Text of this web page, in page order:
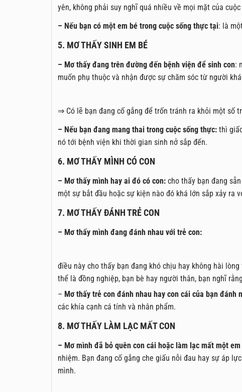
yên, không phải suy nghĩ quá nhiều về mọi mặt của cuộc
– Nếu bạn có một em bé trong cuộc sống thực tại: là
5. MƠ THẤY SINH EM BÉ
– Mơ thấy đang trên đường đến bệnh viện để sinh con:
muốn phụ thuộc và nhận được sự chăm sóc từ người
⇒ Có lẽ bạn đang cố gắng để trốn tránh ra khỏi một số
– Nếu bạn đang mang thai trong cuộc sống thực: thì
nó tới bệnh viện khi thời gian sinh nở sắp đến.
6. MƠ THẤY MÌNH CÓ CON
– Mơ thấy mình hay ai đó có con: cho thấy bạn đang
một sự bắt đầu hoặc sự kiện nào đó khá lớn sắp xảy ra
7. MƠ THẤY ĐÁNH TRẺ CON
– Mơ thấy mình đang đánh nhau với trẻ con:
điều này cho thấy bạn đang khó chịu hay không hài
thể là đồng nghiệp, bạn bè hay người thân, bạn nghĩ
– Mơ thấy trẻ con đánh nhau hay con cái của bạn đánh
các khía cạnh cá tính và nhân phẩm.
8. MƠ THẤY LÀM LẠC MẤT CON
– Mơ mình đã bỏ quên con cái hoặc làm lạc mất một
nhiệm. Bạn đang cố gắng che giấu nỗi đau hay sự áp
mình.